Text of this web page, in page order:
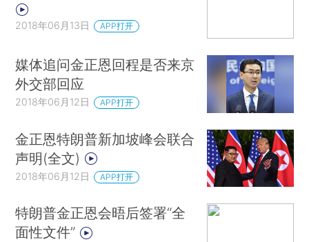
2018年06月13日 APP打开
媒体追问金正恩回程是否来京
外交部回应
2018年06月12日 APP打开
金正恩特朗普新加坡峰会联合
声明(全文)
2018年06月12日 APP打开
特朗普金正恩会晤后签署“全
面性文件”